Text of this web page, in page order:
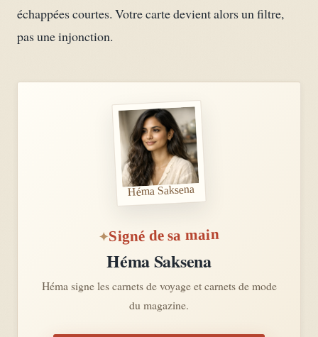
échappées courtes. Votre carte devient alors un filtre,
pas une injonction.
Héma Saksena
Signé de sa main
Héma Saksena
Héma signe les carnets de voyage et carnets de mode
du magazine.